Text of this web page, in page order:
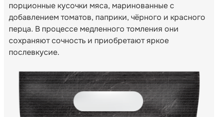
порционные кусочки мяса, маринованные с
добавлением томатов, паприки, чёрного и красного
перца. В процессе медленного томления они
сохраняют сочность и приобретают яркое
послевкусие.